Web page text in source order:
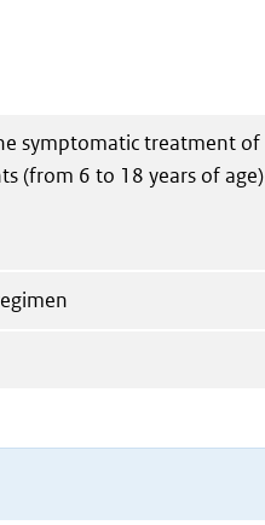
symptomatic treatment of
(from 6 to 18 years of age)